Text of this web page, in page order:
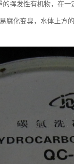
挥发性有机物，在
腐化变臭，水体上方